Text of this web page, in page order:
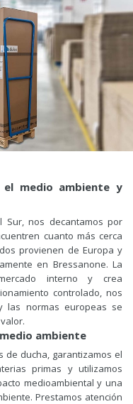
el medio ambiente y
Sur, nos decantamos por
cuanto más cerca
provienen de Europa y
en Bressanone. La
interno y crea
controlado, nos
las normas europeas se
ambiente
de ducha, garantizamos el
primas y utilizamos
medioambiental y una
Prestamos atención